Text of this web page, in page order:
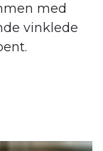
med
vinklede